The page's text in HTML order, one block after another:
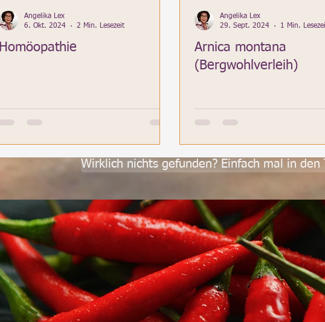
Homöopathie
Angelika Lex
6. Okt. 2024
2 Min. Lesezeit
Arnica montana
(Bergwohlverleih)
Angelika Lex
29. Sept. 2024
1 Min.
Wirklich nichts gefunden? Einfach mal in